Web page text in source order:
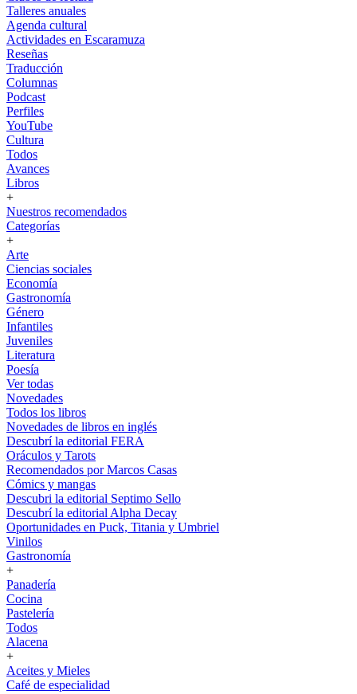
Talleres anuales
Agenda cultural
Actividades en Escaramuza
Reseñas
Traducción
Columnas
Podcast
Perfiles
YouTube
Cultura
Todos
Avances
Libros
+
Nuestros recomendados
Categorías
+
Arte
Ciencias sociales
Economía
Gastronomía
Género
Infantiles
Juveniles
Literatura
Poesía
Ver todas
Novedades
Todos los libros
Novedades de libros en inglés
Descubrí la editorial FERA
Oráculos y Tarots
Recomendados por Marcos Casas
Cómics y mangas
Descubri la editorial Septimo Sello
Descubrí la editorial Alpha Decay
Oportunidades en Puck, Titania y Umbriel
Vinilos
Gastronomía
+
Panadería
Cocina
Pastelería
Todos
Alacena
+
Aceites y Mieles
Café de especialidad